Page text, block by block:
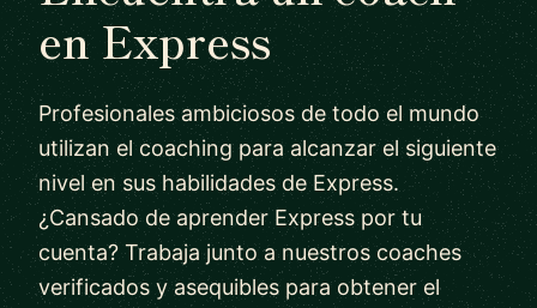
en Express
Profesionales ambiciosos de todo el mundo
utilizan el coaching para alcanzar el siguiente
nivel en sus habilidades de Express.
¿Cansado de aprender Express por tu
cuenta? Trabaja junto a nuestros coaches
verificados y asequibles para obtener el